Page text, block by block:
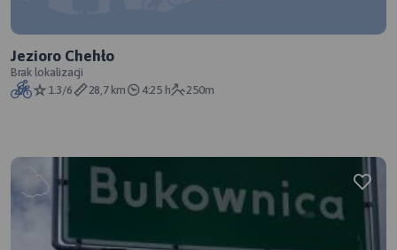
Jezioro Chehło
Brak lokalizacji
1.3/6
28,7 km 4:25 h 250m